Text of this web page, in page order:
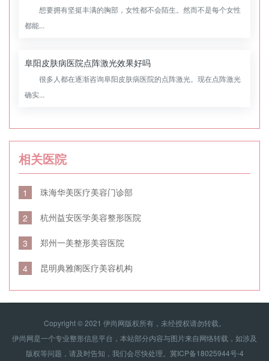
想要拥有坚挺丰满的胸部，女性都不会陌生。然而不是每个女性
都能...
阜阳皮肤病医院点阵激光效果好吗
很多人都在逐渐咨询阜阳皮肤病医院的点阵激光。现在点阵激光
确实...
相关医院
1 珠海华美医疗美容门诊部
2 杭州益安医学美容整形医院
3 郑州一美整形美容医院
4 昆明典雅阁医疗美容机构
Copyright © 2021 伊尚网版权所有，未经授权请勿转载。
伊尚网是一个专业整形信息平台，本站部分内容与图片来自网络转载，如涉及
版权等问题，请及时告知，我们会尽快处理。 冀ICP备18025944号-4